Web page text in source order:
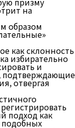
на
образом
как склонность
избирательно
и
подтверждающие
отвергая
подход как
подобных